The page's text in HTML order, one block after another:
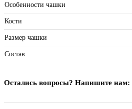
Особенности чашки
Кости
Размер чашки
Состав
Остались вопросы? Напишите нам: